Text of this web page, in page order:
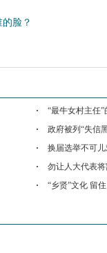
脸？
“最牛女村主任
政府被列“失信
换届选举不可
勿让人大代表
“乡贤”文化 留